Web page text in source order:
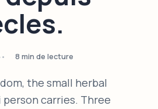
8 min de lecture
the small herbal
carries. Three